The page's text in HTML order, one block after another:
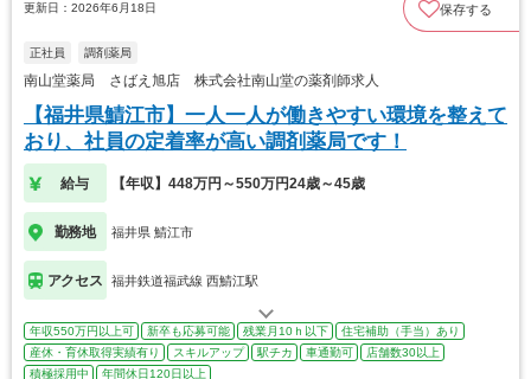
更新日：2026年6月18日 保存する
正社員 調剤薬局
南山堂薬局 さばえ旭店 株式会社南山堂の薬剤師求人
【福井県鯖江市】一人一人が働きやすい環境を整えて
おり、社員の定着率が高い調剤薬局です！
給与 【年収】448万円～550万円24歳～45歳
勤務地 福井県 鯖江市
アクセス 福井鉄道福武線 西鯖江駅
年収550万円以上可 新卒も応募可能 残業月10ｈ以下
住宅補助（手当）あり
産休・育休取得実績有り
スキルアップ 駅チカ 車通勤可
店舗数30以上
積極採用中
年間休日120日以上